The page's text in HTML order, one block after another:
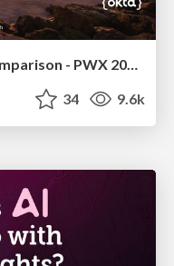
Java REST API Framework Comparison - PWX 2021
34 9.6k